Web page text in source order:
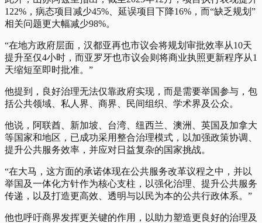
122%，病态项目减少45%、延误项目下降16%，而“缺乏规划”
相关问题更大幅减少98%。
“在地方政府层面，汉都亚再也市议会将规划审批效率从10天
提升至仅4小时，而亚罗牙也市议会则将商业执照更新程序从1
天缩短至即时批准。”
他提到，良好治理无法仅靠政府实现，而是需要举国参与，包
括公共领域、私人界、商界、民间组织、学术界及公众。
他说，阿联酋、新加坡、台湾、纽西兰、澳洲、英国及加拿大
等国家和地区，已成功采用整合治理模式，以加强政策协调、
提升公共服务效率，并应对日益复杂的国家挑战。
“在大马，这方面的承诺体现在公共服务改革议程之中，并以
举国及一体化方针作为核心支柱，以强化治理、提升公共服务
传递，以及打造更高效、透明与以民为本的公共行政体系。”
他也呼吁商界发挥更关键的作用，以助力塑造更良好的治理及